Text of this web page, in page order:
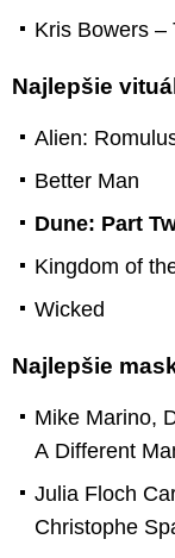
Kris Bowers –
Najlepšie
Alien:
Better Man
Dune: Part
Kingdom of
Wicked
Najlepšie
Mike Marino,
A Different
Julia Floch
Christophe